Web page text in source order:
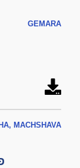
GEMARA
MACHSHAVA